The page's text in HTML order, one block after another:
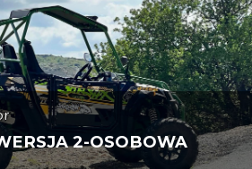
2-OSOBOWA